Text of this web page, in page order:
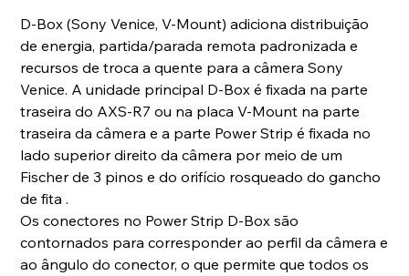
D-Box (Sony Venice, V-Mount) adiciona distribuição
de energia, partida/parada remota padronizada e
recursos de troca a quente para a câmera Sony
Venice. A unidade principal D-Box é fixada na parte
traseira do AXS-R7 ou na placa V-Mount na parte
traseira da câmera e a parte Power Strip é fixada no
lado superior direito da câmera por meio de um
Fischer de 3 pinos e do orifício rosqueado do gancho
de fita .
Os conectores no Power Strip D-Box são
contornados para corresponder ao perfil da câmera e
ao ângulo do conector, o que permite que todos os